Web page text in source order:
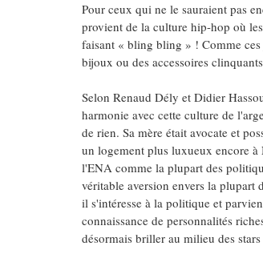
Pour ceux qui ne le sauraient pas
provient de la culture hip-hop où
faisant « bling bling » ! Comme
bijoux ou des accessoires
Selon Renaud Dély et Didier
harmonie avec cette culture de
de rien. Sa mère était avocate et
un logement plus luxueux encore à
l'ENA comme la plupart des
véritable aversion envers la plupart
il s'intéresse à la politique et
connaissance de personnalités
désormais briller au milieu des